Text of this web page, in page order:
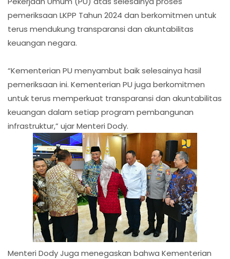
pemeriksaan LKPP Tahun 2024 dan berkomitmen untuk
terus mendukung transparansi dan akuntabilitas
keuangan negara.
“Kementerian PU menyambut baik selesainya hasil
pemeriksaan ini. Kementerian PU juga berkomitmen
untuk terus memperkuat transparansi dan akuntabilitas
keuangan dalam setiap program pembangunan
infrastruktur,” ujar Menteri Dody.
Menteri Dody Juga menegaskan bahwa Kementerian